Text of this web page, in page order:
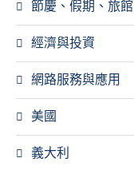
節慶、假期、旅館
經濟與投資
網路服務與應用
美國
義大利